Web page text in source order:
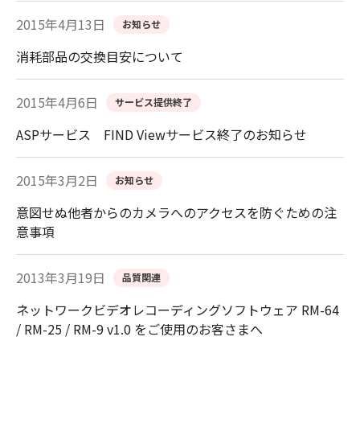
2015年4月13日 お知らせ
消耗部品の交換目安について
2015年4月6日 サービス提供終了
ASPサービス FIND Viewサービス終了のお知らせ
2015年3月2日 お知らせ
意図せぬ他者からのカメラへのアクセスを防ぐための注
意事項
2013年3月19日 品質関連
ネットワークビデオレコーディングソフトウェア RM-64
/ RM-25 / RM-9 v1.0 をご使用のお客さまへ